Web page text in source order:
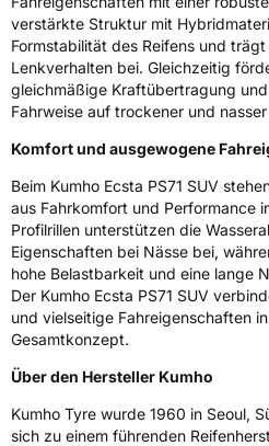
Allgemeine Produktsicherheit
Herstellerkontakt Kumho Tire
EUROPE GmbH
D-63067
verstärkte Struktur mit
Formstabilität des Reifens und
Lenkverhalten bei. Gleichzeitig
gleichmäßige Kraftübertragung
Fahrweise auf trockener und
Komfort und ausgewogene
Beim Kumho Ecsta PS71 SUV
aus Fahrkomfort und Performance
Profilrillen unterstützen die
Eigenschaften bei Nässe bei,
hohe Belastbarkeit und eine lange
Der Kumho Ecsta PS71 SUV
und vielseitige Fahreigenschaften
Gesamtkonzept.
Über den Hersteller Kumho
Kumho Tyre wurde 1960 in Seoul,
sich zu einem führenden